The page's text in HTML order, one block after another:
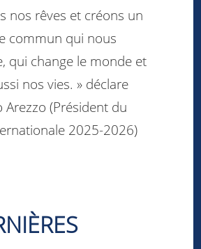
nos rêves et créons un
commun qui nous
qui change le monde et
nos vies. » déclare
Arezzo (Président du
2025-2026)